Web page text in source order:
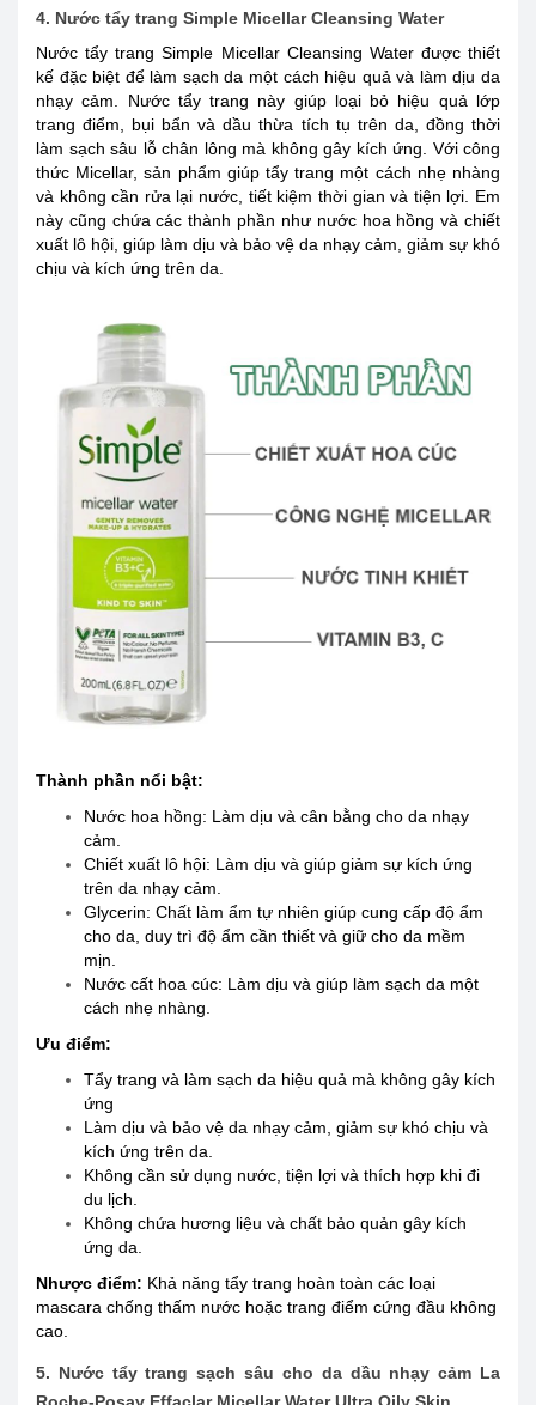
4. Nước tẩy trang Simple Micellar Cleansing Water
Nước tẩy trang Simple Micellar Cleansing Water được thiết
kế đặc biệt để làm sạch da một cách hiệu quả và làm dịu da
nhạy cảm. Nước tẩy trang này giúp loại bỏ hiệu quả lớp
trang điểm, bụi bẩn và dầu thừa tích tụ trên da, đồng thời
làm sạch sâu lỗ chân lông mà không gây kích ứng. Với công
thức Micellar, sản phẩm giúp tẩy trang một cách nhẹ nhàng
và không cần rửa lại nước, tiết kiệm thời gian và tiện lợi. Em
này cũng chứa các thành phần như nước hoa hồng và chiết
xuất lô hội, giúp làm dịu và bảo vệ da nhạy cảm, giảm sự khó
chịu và kích ứng trên da.
Thành phần nổi bật:
Nước hoa hồng: Làm dịu và cân bằng cho da nhạy
cảm.
Chiết xuất lô hội: Làm dịu và giúp giảm sự kích ứng
trên da nhạy cảm.
Glycerin: Chất làm ẩm tự nhiên giúp cung cấp độ ẩm
cho da, duy trì độ ẩm cần thiết và giữ cho da mềm
mịn.
Nước cất hoa cúc: Làm dịu và giúp làm sạch da một
cách nhẹ nhàng.
Ưu điểm:
Tẩy trang và làm sạch da hiệu quả mà không gây kích
ứng
Làm dịu và bảo vệ da nhạy cảm, giảm sự khó chịu và
kích ứng trên da.
Không cần sử dụng nước, tiện lợi và thích hợp khi đi
du lịch.
Không chứa hương liệu và chất bảo quản gây kích
ứng da.
Nhược điểm: Khả năng tẩy trang hoàn toàn các loại
mascara chống thấm nước hoặc trang điểm cứng đầu không
cao.
5. Nước tẩy trang sạch sâu cho da dầu nhạy cảm La
Roche-Posay Effaclar Micellar Water Ultra Oily Skin